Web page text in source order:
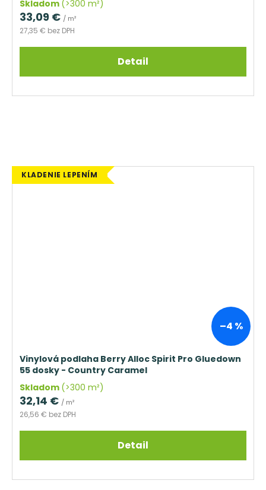
Skladom (>300 m²)
27,35 € bez DPH
33,09 € / m²
Detail
KLADENIE LEPENÍM
–4 %
Vinylová podlaha Berry Alloc Spirit Pro Gluedown
55 dosky - Country Caramel
Skladom (>300 m²)
26,56 € bez DPH
32,14 € / m²
Detail